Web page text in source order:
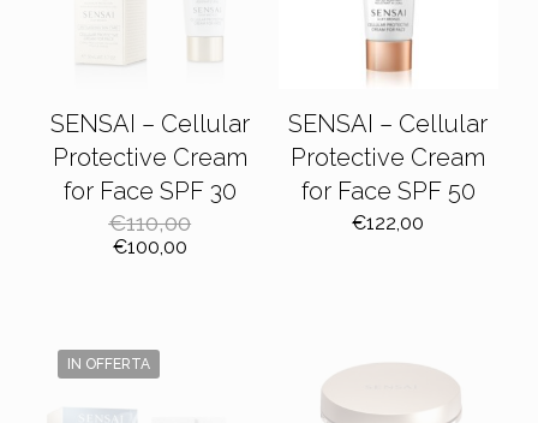
SENSAI – Cellular
Protective Cream
for Face SPF 30
€110,00
Il
€100,00Il
SENSAI – Cellular
Protective Cream
for Face SPF 50
€122,00
IN OFFERTA